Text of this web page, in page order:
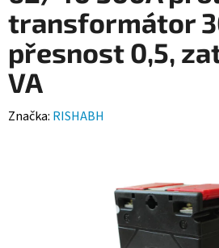
transformátor
přesnost 0,5,
VA
Značka: RISHABH